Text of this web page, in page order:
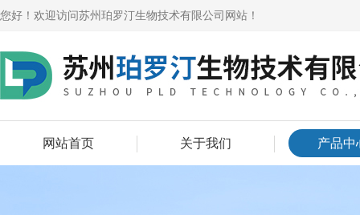
您好！欢迎访问苏州珀罗汀生物技术有限公司网站！
网站首页 关于我们 产品中